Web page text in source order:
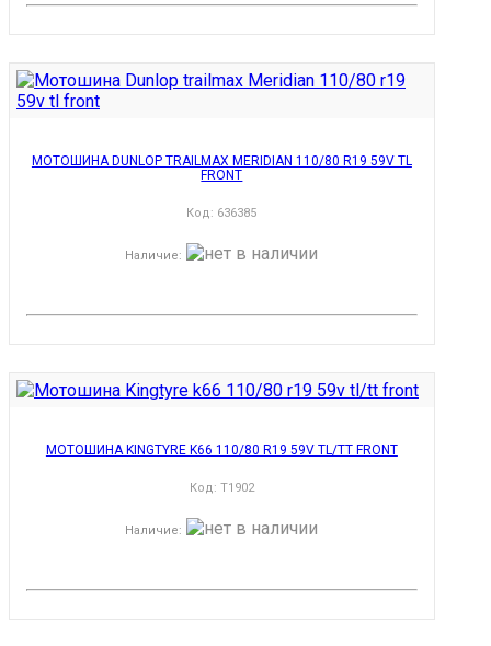
МОТОШИНА DUNLOP TRAILMAX MERIDIAN 110/80 R19 59V TL
FRONT
Код: 636385
Наличие:
МОТОШИНА KINGTYRE K66 110/80 R19 59V TL/TT FRONT
Код: T1902
Наличие: